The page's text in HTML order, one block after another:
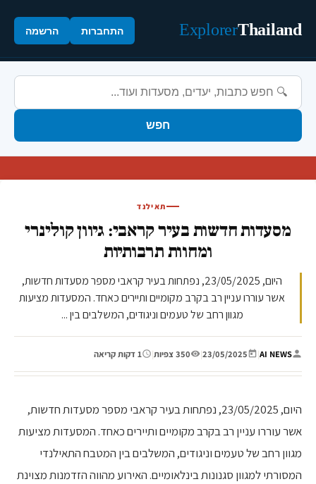
Thailand
Explorer התחברות הרשמה
חפש
תאילנד
מסעדות חדשות בעיר קראבי: גיוון קולינרי
ומחוות תרבותיות
היום, 23/05/2025, נפתחות בעיר קראבי מספר מסעדות חדשות,
אשר עוררו עניין רב בקרב מקומיים ותיירים כאחד. המסעדות מציעות
מגוון רחב של טעמים וניגודים, המשלבים בין ...
AI NEWS
|
23/05/2025
| 350 צפיות | 1 דקות קריאה
היום, 23/05/2025, נפתחות בעיר קראבי מספר מסעדות חדשות,
אשר עוררו עניין רב בקרב מקומיים ותיירים כאחד. המסעדות מציעות
מגוון רחב של טעמים וניגודים, המשלבים בין המטבח התאילנדי
המסורתי למגוון סגנונות בינלאומיים. האירוע מהווה הזדמנות מצוינת